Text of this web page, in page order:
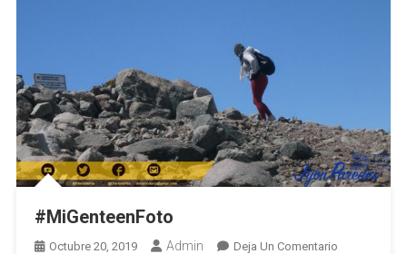
#MiGenteenFoto
Octubre 20, 2019 Admin Deja Un ComentarioEn